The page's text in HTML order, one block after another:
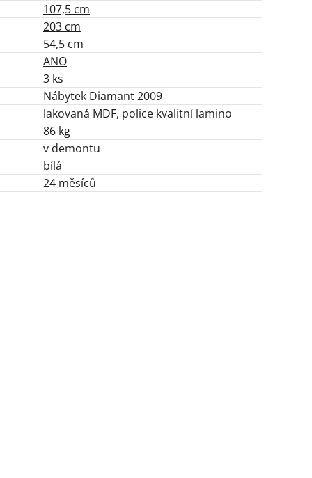
107,5 cm
203 cm
54,5 cm
ANO
3 ks
Nábytek Diamant 2009
lakovaná MDF, police kvalitní lamino
86 kg
v demontu
bílá
24 měsíců